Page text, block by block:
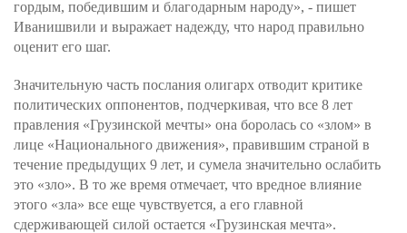
гордым, победившим и благодарным народу», - пишет
Иванишвили и выражает надежду, что народ правильно
оценит его шаг.
Значительную часть послания олигарх отводит критике
политических оппонентов, подчеркивая, что все 8 лет
правления «Грузинской мечты» она боролась со «злом» в
лице «Национального движения», правившим страной в
течение предыдущих 9 лет, и сумела значительно ослабить
это «зло». В то же время отмечает, что вредное влияние
этого «зла» все еще чувствуется, а его главной
сдерживающей силой остается «Грузинская мечта».